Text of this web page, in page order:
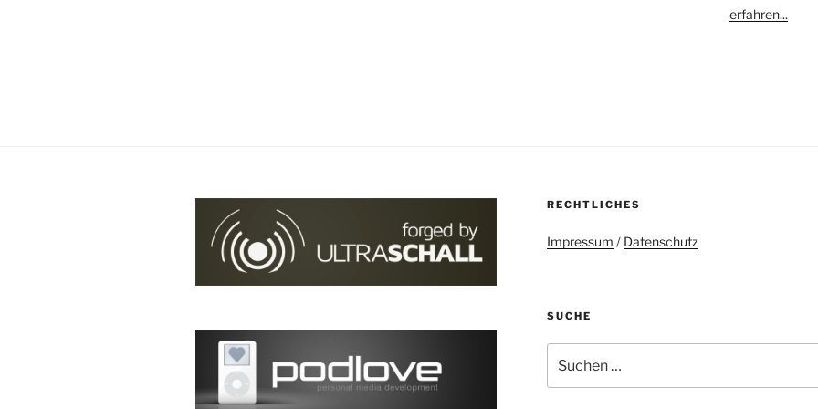
erfahren...
RECHTLICHES
Impressum / Datenschutz
SUCHE
nach: